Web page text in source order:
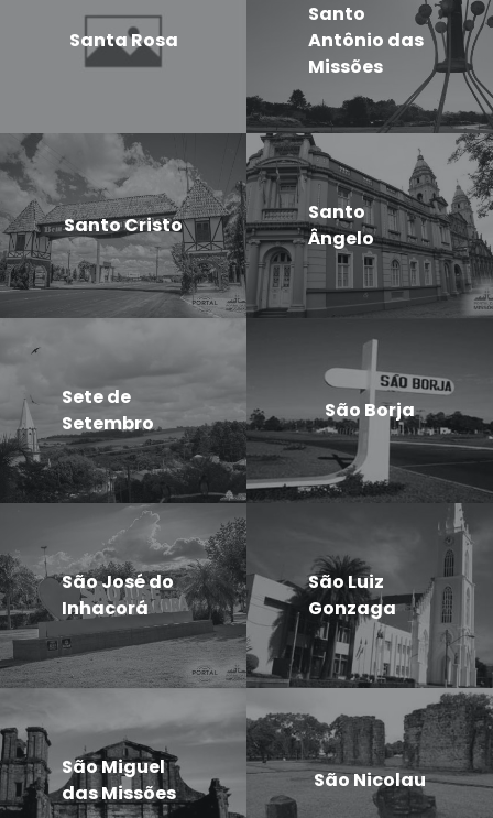
Santa Rosa
Santo
Antônio das
Missões
Santo Cristo
Santo
Ângelo
Sete de
Setembro
São Borja
São José do
Inhacorá
São Luiz
Gonzaga
São Miguel
das Missões
São Nicolau